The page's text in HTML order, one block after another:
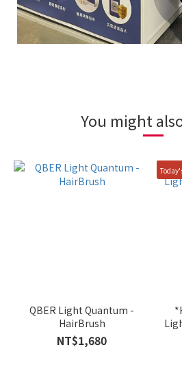
You might
QBER Light Quantum -
HairBrush
NT$1,680